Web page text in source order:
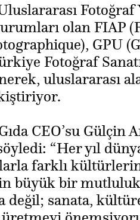
Fotoğraf
olan FIAP
GPU
Fotoğraf
uluslararası
CEO’su Gülçin
“Her yıl
farklı
büyük bir
değil; sanata,